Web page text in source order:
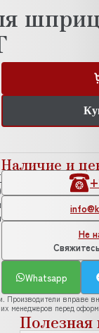
Наличие и
Не
Whatsapp
Производители вправе
менеджеров перед